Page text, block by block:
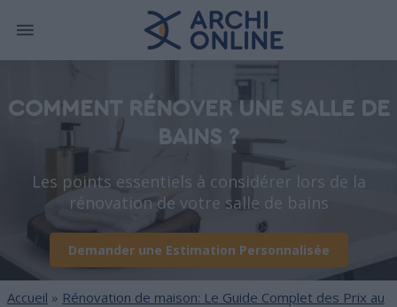
COMMENT RÉNOVER UNE SALLE DE
BAINS ?
Les points essentiels à considérer lors de la
rénovation de votre salle de bains
Demander une Estimation Personnalisée
Accueil » Rénovation de maison: Le Guide Complet des Prix au